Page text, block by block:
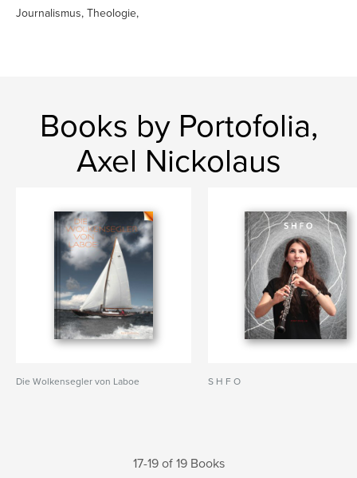
Journalismus, Theologie,
Books by Portofolia,
Axel Nickolaus
Die Wolkensegler von Laboe S H F O
17-19 of 19 Books